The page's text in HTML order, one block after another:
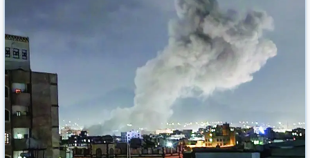
التأمين والاعتمادات
جريدة الصباح العراقية العراق